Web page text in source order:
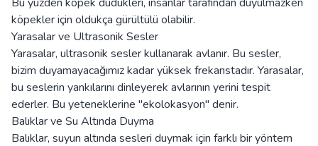
köpekler için oldukça gürültülü olabilir.
Yarasalar ve Ultrasonik Sesler
Yarasalar, ultrasonik sesler kullanarak avlanır. Bu sesler,
bizim duyamayacağımız kadar yüksek frekanstadır. Yarasalar,
bu seslerin yankılarını dinleyerek avlarının yerini tespit
ederler. Bu yeteneklerine "ekolokasyon" denir.
Balıklar ve Su Altında Duyma
Balıklar, suyun altında sesleri duymak için farklı bir yöntem